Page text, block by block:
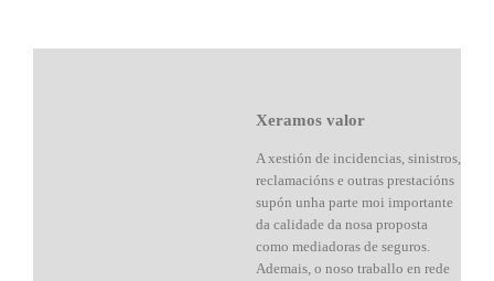
Xeramos valor
A xestión de incidencias, sinistros,
reclamacións e outras prestacións
supón unha parte moi importante
da calidade da nosa proposta
como mediadoras de seguros.
Ademais, o noso traballo en rede